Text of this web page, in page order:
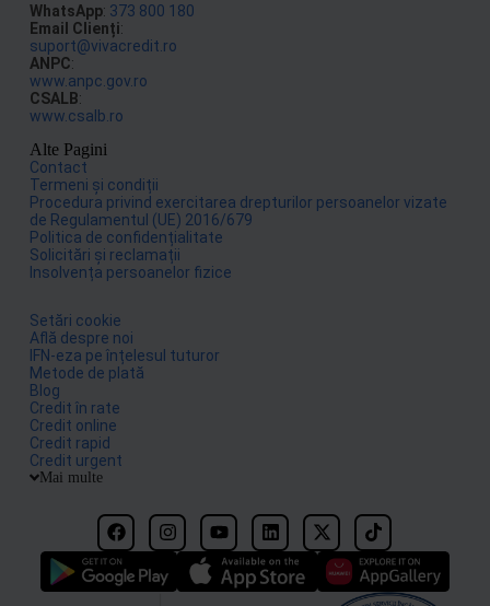
WhatsApp: 373 800 180
Email Clienți:
suport@vivacredit.ro
ANPC:
www.anpc.gov.ro
CSALB:
www.csalb.ro
Alte Pagini
Contact
Termeni și condiții
Procedura privind exercitarea drepturilor persoanelor vizate
de Regulamentul (UE) 2016/679
Politica de confidențialitate
Solicitări și reclamații
Insolvența persoanelor fizice
Setări cookie
Află despre noi
IFN-eza pe înțelesul tuturor
Metode de plată
Blog
Credit în rate
Credit online
Credit rapid
Credit urgent
Mai multe